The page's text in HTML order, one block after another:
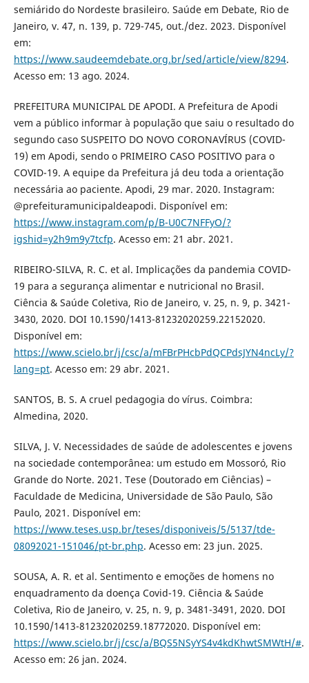
semiárido do Nordeste brasileiro. Saúde em Debate, Rio de
Janeiro, v. 47, n. 139, p. 729-745, out./dez. 2023. Disponível
em:
https://www.saudeemdebate.org.br/sed/article/view/8294.
Acesso em: 13 ago. 2024.
PREFEITURA MUNICIPAL DE APODI. A Prefeitura de Apodi
vem a público informar à população que saiu o resultado do
segundo caso SUSPEITO DO NOVO CORONAVÍRUS (COVID-
19) em Apodi, sendo o PRIMEIRO CASO POSITIVO para o
COVID-19. A equipe da Prefeitura já deu toda a orientação
necessária ao paciente. Apodi, 29 mar. 2020. Instagram:
@prefeituramunicipaldeapodi. Disponível em:
https://www.instagram.com/p/B-U0C7NFFyO/?
igshid=y2h9m9y7tcfp. Acesso em: 21 abr. 2021.
RIBEIRO-SILVA, R. C. et al. Implicações da pandemia COVID-
19 para a segurança alimentar e nutricional no Brasil.
Ciência & Saúde Coletiva, Rio de Janeiro, v. 25, n. 9, p. 3421-
3430, 2020. DOI 10.1590/1413-81232020259.22152020.
Disponível em:
https://www.scielo.br/j/csc/a/mFBrPHcbPdQCPdsJYN4ncLy/?
lang=pt. Acesso em: 29 abr. 2021.
SANTOS, B. S. A cruel pedagogia do vírus. Coimbra:
Almedina, 2020.
SILVA, J. V. Necessidades de saúde de adolescentes e jovens
na sociedade contemporânea: um estudo em Mossoró, Rio
Grande do Norte. 2021. Tese (Doutorado em Ciências) –
Faculdade de Medicina, Universidade de São Paulo, São
Paulo, 2021. Disponível em:
https://www.teses.usp.br/teses/disponiveis/5/5137/tde-
08092021-151046/pt-br.php. Acesso em: 23 jun. 2025.
SOUSA, A. R. et al. Sentimento e emoções de homens no
enquadramento da doença Covid-19. Ciência & Saúde
Coletiva, Rio de Janeiro, v. 25, n. 9, p. 3481-3491, 2020. DOI
10.1590/1413-81232020259.18772020. Disponível em:
https://www.scielo.br/j/csc/a/BQS5NSyYS4v4kdKhwtSMWtH/#.
Acesso em: 26 jan. 2024.